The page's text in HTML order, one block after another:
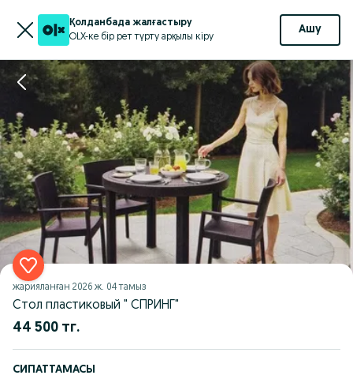
Қолданбада жалғастыру
OLX-ке бір рет түрту арқылы кіру
Ашу
жарияланған 2026 ж. 04 тамыз
Стол пластиковый " СПРИНГ"
44 500 тг.
СИПАТТАМАСЫ